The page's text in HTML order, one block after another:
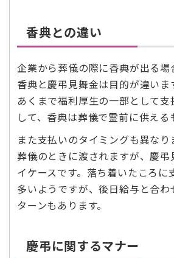
香典との違い
企業から葬儀の際に香典が出る場
香典と慶弔見舞金は目的が違いま
あくまで福利厚生の一部として
して、香典は葬儀で霊前に供える
また支払いのタイミングも異な
葬儀のときに渡されますが、慶弔
イケースです。落ち着いたころに
多いようですが、後日給与と合
ターンもあります。
慶弔に関するマナー